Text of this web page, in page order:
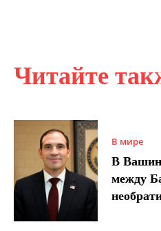
Читайте
В мире
В
между